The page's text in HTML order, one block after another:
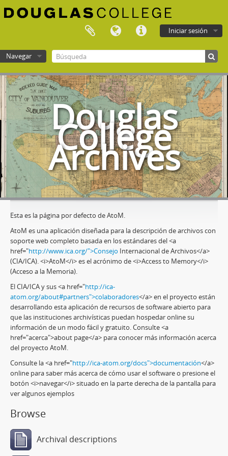
Iniciar sesión
Navegar
Douglas College atom
Douglas
College
Archives
Esta es la página por defecto de AtoM.
AtoM es una aplicación diseñada para la descripción de archivos con
soporte web completo basada en los estándares del <a
href="http://www.ica.org/">Consejo Internacional de Archivos</a>
(CIA/ICA). <i>AtoM</i> es el acrónimo de <i>Access to Memory</i>
(Acceso a la Memoria).
El CIA/ICA y sus <a href="http://ica-
atom.org/about#partners">colaboradores</a> en el proyecto están
desarrollando esta aplicación de recursos de software abierto para
que las instituciones archivísticas puedan hospedar online su
información de un modo fácil y gratuito. Consulte <a
href="acerca">about page</a> para conocer más información acerca
del proyecto AtoM.
Consulte la <a href="http://ica-atom.org/docs">documentación</a>
online para saber más acerca de cómo usar el software o presione el
botón <i>navegar</i> situado en la parte derecha de la pantalla para
ver algunos ejemplos
Browse
Archival descriptions